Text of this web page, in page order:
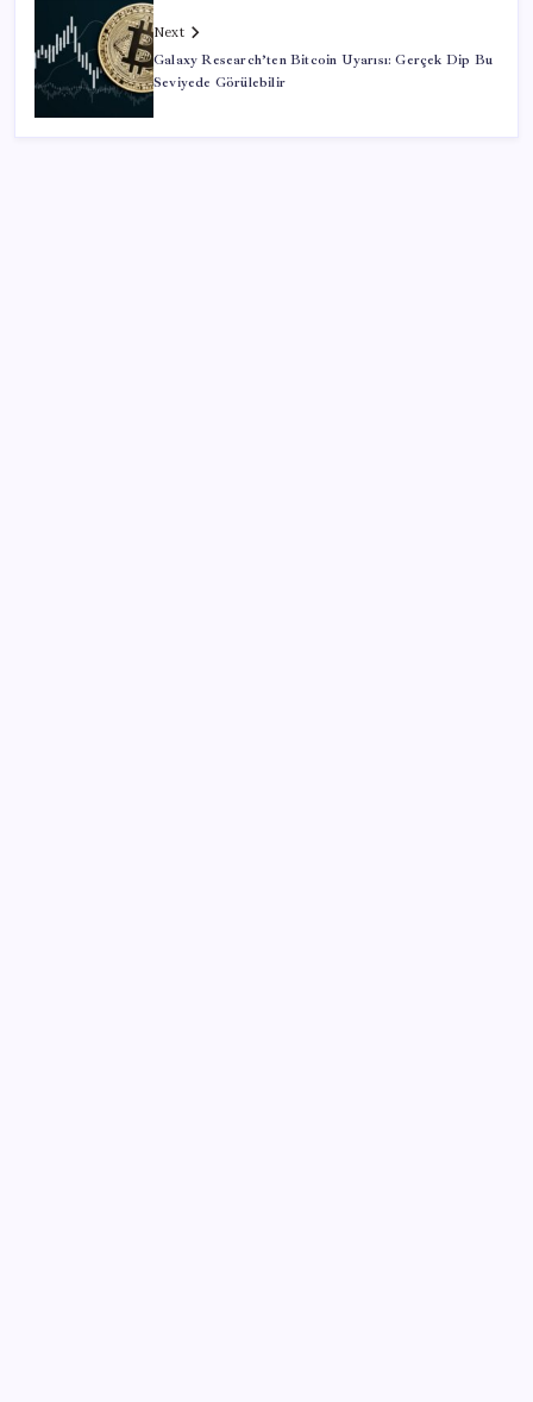
Next
Galaxy Research’ten Bitcoin Uyarısı: Gerçek Dip Bu
Seviyede Görülebilir